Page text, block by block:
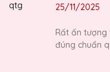
25/11/2025
Rất ấn tượng
đúng chuẩn